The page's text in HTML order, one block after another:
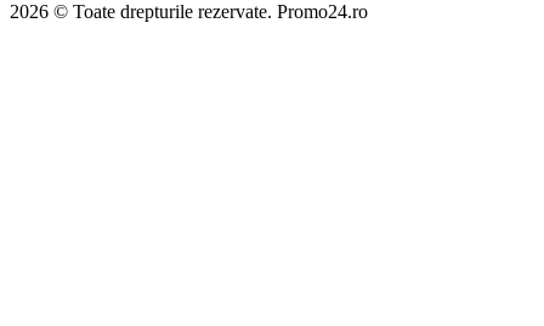
2026 © Toate drepturile rezervate. Promo24.ro